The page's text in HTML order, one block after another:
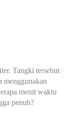
Tangki tersebut
menggunakan
menit waktu
penuh?